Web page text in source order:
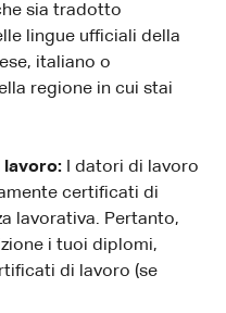
sia tradotto
lingue ufficiali della
italiano o
regione in cui stai
lavoro:
I datori di lavoro
certificati di
lavorativa. Pertanto,
i tuoi diplomi,
di lavoro (se